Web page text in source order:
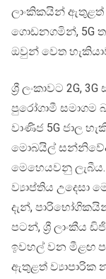
ලාංකිකයින්
ගොඩනගමින්, 5G
ඔවුන් වෙත
ශ්‍රී ලංකාවට 2G,
පුරෝගාමී සමාගම
වාණිජ 5G ජාල
මොබයිල්
මෙහෙයවනු
ව්‍යාප්තිය
දැන්,
පටන්, ශ්‍රී ලාංකීය
ඉවහල් වන මීළඟ
ඇතුළත් ව්‍යාපාරික